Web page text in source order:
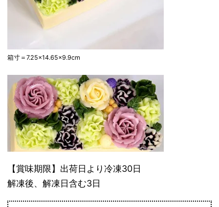
箱寸＝7.25×14.65×9.9cm
【賞味期限】出荷日より冷凍30日
解凍後、解凍日含む3日